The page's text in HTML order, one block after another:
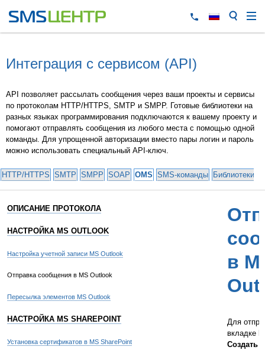
Интеграция с сервисом (API)
API позволяет рассылать сообщения через ваши проекты и сервисы
по протоколам HTTP/HTTPS, SMTP и SMPP. Готовые библиотеки на
разных языках программирования подключаются к вашему проекту и
помогают отправлять сообщения из любого места с помощью одной
команды. Для упрощенной авторизации вместо пары логин и пароль
можно использовать специальный API-ключ.
HTTP/HTTPS SMTP SMPP SOAP OMS SMS-команды Библиотеки
ОПИСАНИЕ ПРОТОКОЛА
НАСТРОЙКА MS OUTLOOK
Настройка учетной записи MS Outlook
Отправка сообщения в MS Outlook
Пересылка элементов MS Outlook
НАСТРОЙКА MS SHAREPOINT
Установка сертификатов в MS SharePoint
в
Для
вкладке
Создать